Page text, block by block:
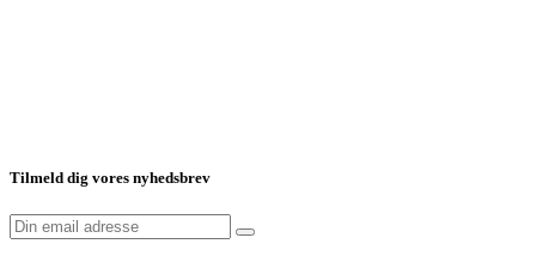
Tilmeld dig vores nyhedsbrev